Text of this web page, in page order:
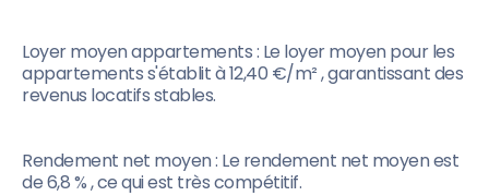
Loyer moyen appartements : Le loyer moyen pour les
appartements s'établit à 12,40 €/m² , garantissant des
revenus locatifs stables.
Rendement net moyen : Le rendement net moyen est
de 6,8 % , ce qui est très compétitif.